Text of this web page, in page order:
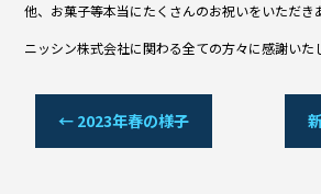
他、お菓子等本当にたくさんのお祝いをいただき
ニッシン株式会社に関わる全ての方々に感謝いた
← 2023年春の様子